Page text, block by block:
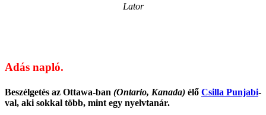
Lator
Adás napló.
Beszélgetés az Ottawa-ban (Ontario, Kanada) élő Csilla Punjabi-
val, aki sokkal több, mint egy nyelvtanár.